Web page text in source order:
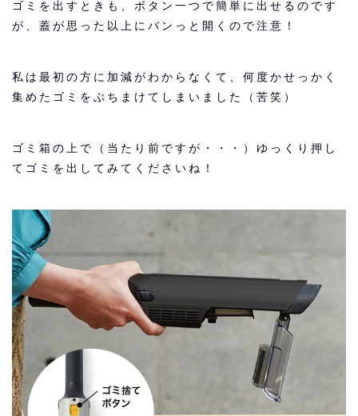
ゴミを出すときも、ボタン一つで簡単に出せるのです
が、蓋が思った以上にバンっと開くので注意！
私は最初の方に加減がわからなくて、何度かせっかく
集めたゴミをぶちまけてしまいました（苦笑）
ゴミ箱の上で（当たり前ですが・・・）ゆっくり押し
てゴミを出してみてくださいね！